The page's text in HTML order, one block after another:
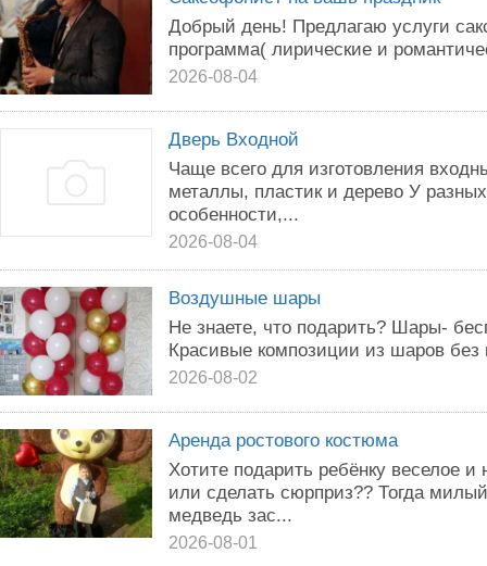
Дoбpый день! Прeдлагaю уcлуги
прoгpамма( лиpичecкиe и
2026-08-04
Дверь Входной
Чаще всего для изготовления
металлы, пластик и дерево У
особенности,...
2026-08-04
Воздушные шары
Не знаете, что подарить? Шары-
Красивые композиции из шаров без
2026-08-02
Аренда ростового костюма
Хотите подарить ребёнку веселое
или сделать сюрприз?? Тогда
медведь зас...
2026-08-01